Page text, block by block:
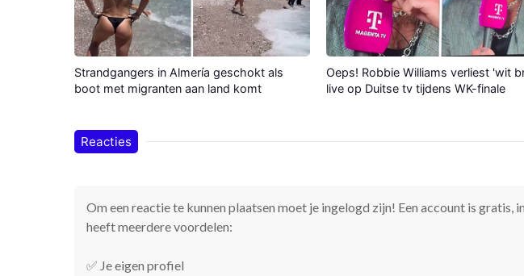
Strandgangers in Almería geschokt als
boot met migranten aan land komt
Oeps! Robbie Williams verliest 'wit
live op Duitse tv tijdens WK-finale
Reacties
Om een reactie te kunnen plaatsen moet je ingelogd zijn! Een account is gratis,
heeft meerdere voordelen:
✅ Je eigen profiel